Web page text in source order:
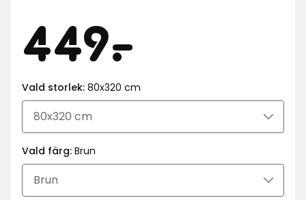
Pris
449-
.
kr
Vald storlek: 80x320 cm
Vald färg: Brun